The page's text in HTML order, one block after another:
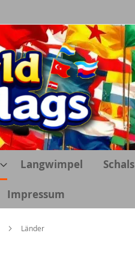
Langwimpel Schals
Impressum
Länder